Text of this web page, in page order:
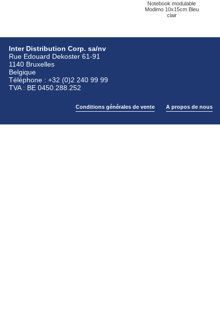
Notebook modulable
Modimo 10x15cm Bleu
clair
Inter Distribution Corp. sa/nv
Rue Edouard Dekoster 61-91
1140 Bruxelles
Belgique
Téléphone : +32 (0)2 240 99 99
TVA : BE 0450.288.252
Conditions générales de vente A propos de nous